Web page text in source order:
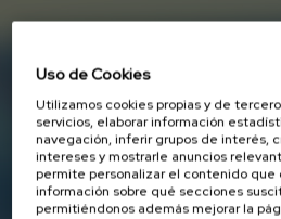
Uso de Cookies
Utilizamos cookies propias y de
servicios, elaborar información
navegación, inferir grupos de interés,
intereses y mostrarle anuncios
permite personalizar el contenido
información sobre qué secciones
permitiéndonos además mejorar la